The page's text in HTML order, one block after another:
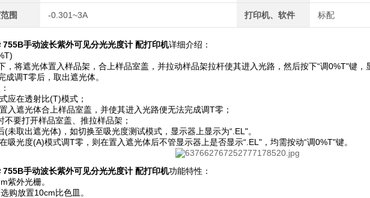
围 -0.301~3A 打印机、软件 标配
755B手动波长紫外可见分光光度计 配打印机详细介绍：
，将遮光体置入样品架，合上样品室盖，并拉动样品架拉杆使其进入光路，然后按下“调0%T"键，
成调T零后，取出遮光体。
应在透射比(T)模式；
入遮光体合上样品室盖，并使其进入光路便无法完成调T零；
不要打开样品室盖、推拉样品架；
(未取出遮光体)，如切换至吸光度测试模式，显示器上显示为“.EL"。
吸光度(A)模式调T零，则在置入遮光体后不管显示器上是否显示“.EL"，均需按动“调0%T"键。
755B手动波长紫外可见分光光度计 配打印机功能特性：
紫外光栅。
购放置10cm比色皿。